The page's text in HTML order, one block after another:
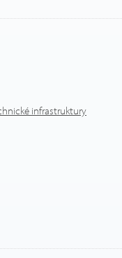
infrastruktury